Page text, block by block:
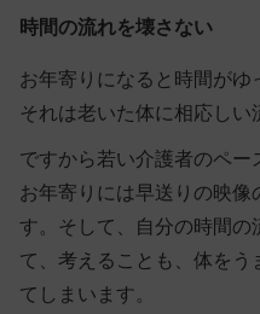
時間の流れを壊さない
お年寄りになると時間がゆ
それは老いた体に相応しい
ですから若い介護者のペー
お年寄りには早送りの映像
す。そして、自分の時間の
て、考えることも、体をう
てしまいます。